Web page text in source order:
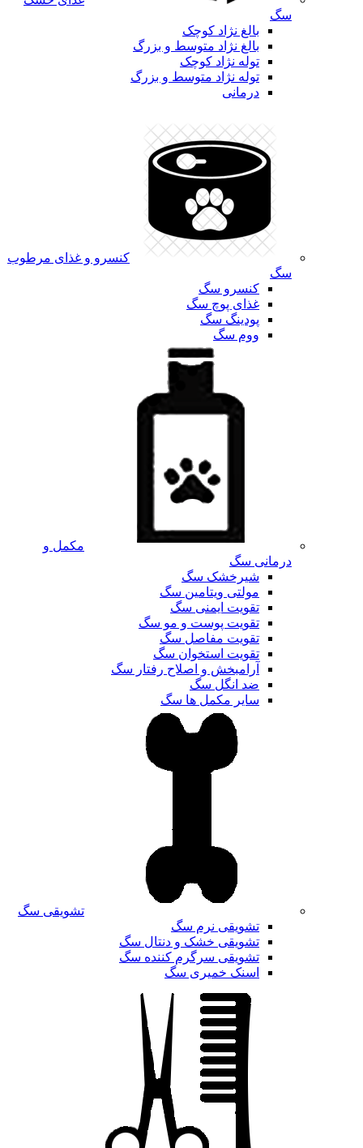
سگ
بالغ نژاد کوچک
بالغ نژاد متوسط و بزرگ
توله نژاد کوچک
توله نژاد متوسط و بزرگ
درمانی
کنسرو و غذای مرطوب
سگ
کنسرو سگ
غذای پوچ سگ
پودینگ سگ
ووم سگ
مکمل و
درمانی سگ
شیرخشک سگ
مولتی ویتامین سگ
تقویت ایمنی سگ
تقویت پوست و مو سگ
تقویت مفاصل سگ
تقویت استخوان سگ
آرامبخش و اصلاح رفتار سگ
ضد انگل سگ
سایر مکمل ها سگ
تشویقی سگ
تشویقی نرم سگ
تشویقی خشک و دنتال سگ
تشویقی سرگرم کننده سگ
اسنک خمیری سگ